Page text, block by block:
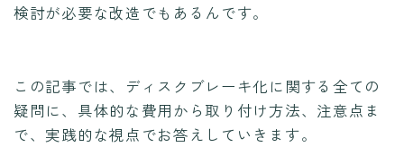
検討が必要な改造でもあるんです。
この記事では、ディスクブレーキ化に関する全ての
疑問に、具体的な費用から取り付け方法、注意点ま
で、実践的な視点でお答えしていきます。